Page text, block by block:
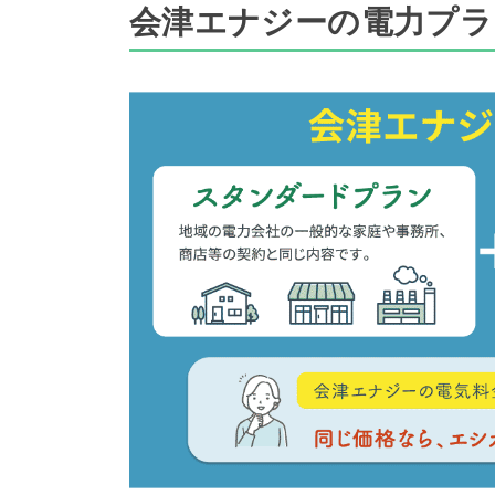
会津エナジーの電力プ